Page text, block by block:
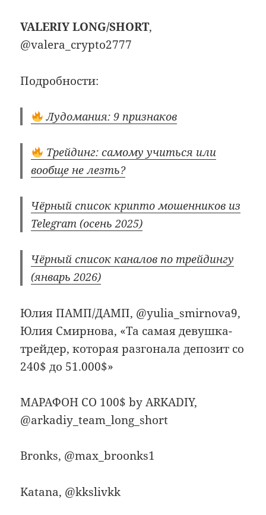
VALERIY LONG/SHORT,
@valera_crypto2777
Подробности:
Лудомания: 9 признаков
Трейдинг: самому учиться или
вообще не лезть?
Чёрный список крипто мошенников из
Telegram (осень 2025)
Чёрный список каналов по трейдингу
(январь 2026)
Юлия ПАМП/ДАМП, @yulia_smirnova9,
Юлия Смирнова, «Та самая девушка-
трейдер, которая разгонала депозит со
240$ до 51.000$»
МАРАФОН СО 100$ by ARKADIY,
@arkadiy_team_long_short
Bronks, @max_broonks1
Katana, @kkslivkk